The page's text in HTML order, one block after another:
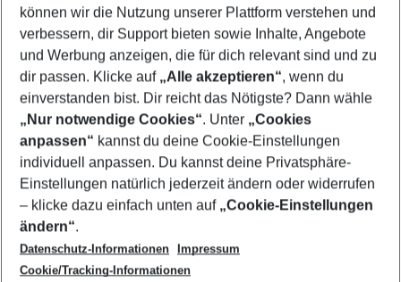
Flug & Hotel Stellenbosch
Pauschalreisen Stellenbosch
Footer
Footer navigation
Über uns
AGB
Bestpreisgarantie
Cookie-Einstellungen ändern
Cookie-Richtlinie
Agenturbetreuung
Barrierefreies Reisen
Folge uns
können wir die Nutzung unserer Plattform verstehen und
verbessern, dir Support bieten sowie Inhalte, Angebote
und Werbung anzeigen, die für dich relevant sind und zu
dir passen. Klicke auf „Alle akzeptieren“, wenn du
einverstanden bist. Dir reicht das Nötigste? Dann wähle
„Nur notwendige Cookies“. Unter „Cookies
anpassen“ kannst du deine Cookie-Einstellungen
individuell anpassen. Du kannst deine Privatsphäre-
Einstellungen natürlich jederzeit ändern oder widerrufen
– klicke dazu einfach unten auf „Cookie-Einstellungen
ändern“.
Datenschutz-Informationen
Impressum
Cookie/Tracking-Informationen